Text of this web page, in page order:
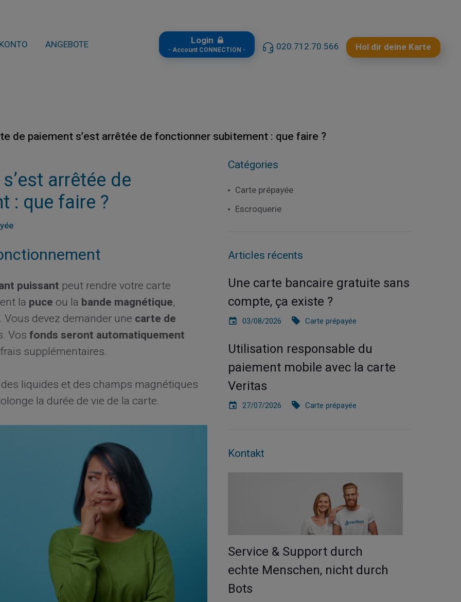
KONTO ANGEBOTE Login
- Account CONNECTION - 020.712.70.566 Hol dir deine Karte
de paiement s’est arrêtée de fonctionner subitement : que faire ?
arrêtée de
: que faire ?
puissant peut rendre votre carte
la puce ou la bande magnétique,
devez demander une carte de
Vosfonds seront automatiquement
supplémentaires.
liquides et des champs magnétiques
la durée de vie de la carte.
Catégories
Carte prépayée
Escroquerie
Articles récents
Une carte bancaire gratuite sans
compte, ça existe ?
03/08/2026 Carte prépayée
Utilisation responsable du
paiement mobile avec la carte
Veritas
27/07/2026 Carte prépayée
Kontakt
Service & Support durch
echte Menschen, nicht durch
Bots